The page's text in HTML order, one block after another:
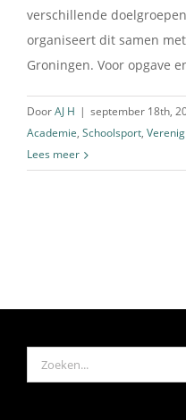
verschillende
organiseert dit samen
Groningen. Voor opgave
DoorAJ H | september 18th,
Academie, Schoolsport,
Lees meer
Zoeken
naar: